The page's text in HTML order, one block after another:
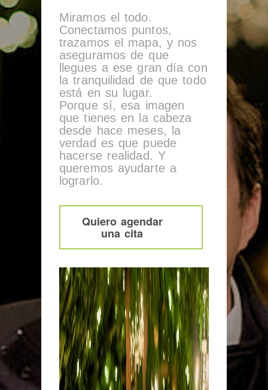
Miramos el todo.
Conectamos puntos,
trazamos el mapa, y nos
aseguramos de que
llegues a ese gran día con
la tranquilidad de que todo
está en su lugar.
Porque sí, esa imagen
que tienes en la cabeza
desde hace meses, la
verdad es que puede
hacerse realidad. Y
queremos ayudarte a
lograrlo.
Quiero agendar
una cita